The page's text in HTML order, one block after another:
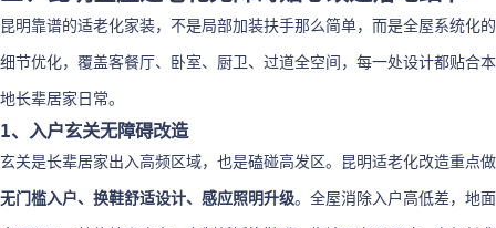
昆明靠谱的适老化家装，不是局部加装扶手那么简单，而是全屋系统化的
细节优化，覆盖客餐厅、卧室、厨卫、过道全空间，每一处设计都贴合本
地长辈居家日常。
1、入户玄关无障碍改造
玄关是长辈居家出入高频区域，也是磕碰高发区。昆明适老化改造重点做
无门槛入户、换鞋舒适设计、感应照明升级。全屋消除入户高低差，地面